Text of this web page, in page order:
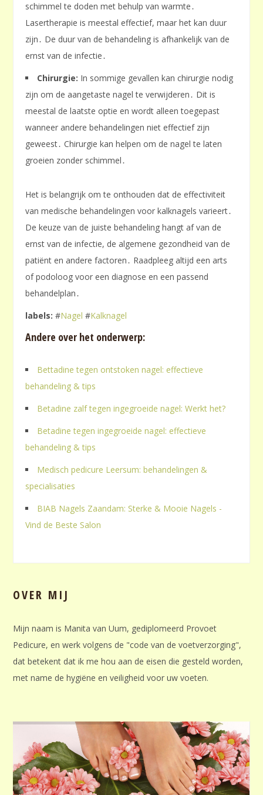
schimmel te doden met behulp van warmte․
Lasertherapie is meestal effectief, maar het kan duur
zijn․ De duur van de behandeling is afhankelijk van de
ernst van de infectie․
Chirurgie: In sommige gevallen kan chirurgie nodig
zijn om de aangetaste nagel te verwijderen․ Dit is
meestal de laatste optie en wordt alleen toegepast
wanneer andere behandelingen niet effectief zijn
geweest․ Chirurgie kan helpen om de nagel te laten
groeien zonder schimmel․
Het is belangrijk om te onthouden dat de effectiviteit
van medische behandelingen voor kalknagels varieert․
De keuze van de juiste behandeling hangt af van de
ernst van de infectie, de algemene gezondheid van de
patiënt en andere factoren․ Raadpleeg altijd een arts
of podoloog voor een diagnose en een passend
behandelplan․
labels: #Nagel #Kalknagel
Andere over het onderwerp:
Bettadine tegen ontstoken nagel: effectieve
behandeling & tips
Betadine zalf tegen ingegroeide nagel: Werkt het?
Betadine tegen ingegroeide nagel: effectieve
behandeling & tips
Medisch pedicure Leersum: behandelingen &
specialisaties
BIAB Nagels Zaandam: Sterke & Mooie Nagels -
Vind de Beste Salon
OVER MIJ
Mijn naam is Manita van Uum, gediplomeerd Provoet
Pedicure, en werk volgens de "code van de voetverzorging",
dat betekent dat ik me hou aan de eisen die gesteld worden,
met name de hygiëne en veiligheid voor uw voeten.